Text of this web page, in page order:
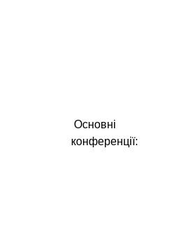
Основні
конференції: